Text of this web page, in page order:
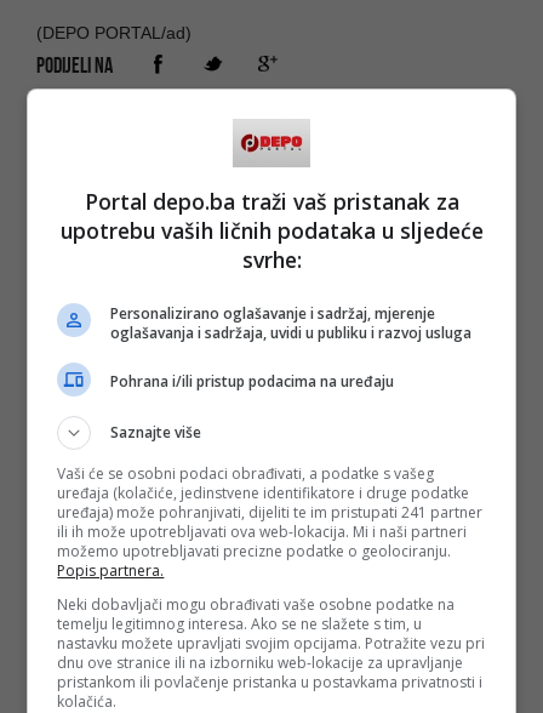
(DEPO PORTAL/ad)
PODIJELI NA
Portal depo.ba traži vaš pristanak za
upotrebu vaših ličnih podataka u sljedeće
svrhe:
Personalizirano oglašavanje i sadržaj, mjerenje
oglašavanja i sadržaja, uvidi u publiku i razvoj usluga
Pohrana i/ili pristup podacima na uređaju
Saznajte više
Vaši će se osobni podaci obrađivati, a podatke s vašeg
uređaja (kolačiće, jedinstvene identifikatore i druge podatke
uređaja) može pohranjivati, dijeliti te im pristupati 241 partner
ili ih može upotrebljavati ova web-lokacija. Mi i naši partneri
možemo upotrebljavati precizne podatke o geolociranju.
Popis partnera.
Neki dobavljači mogu obrađivati vaše osobne podatke na
temelju legitimnog interesa. Ako se ne slažete s tim, u
nastavku možete upravljati svojim opcijama. Potražite vezu pri
dnu ove stranice ili na izborniku web-lokacije za upravljanje
pristankom ili povlačenje pristanka u postavkama privatnosti i
kolačića.